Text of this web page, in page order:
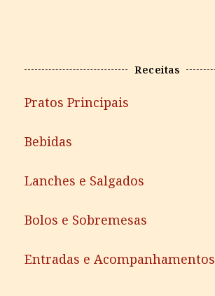
Receitas
Pratos Principais
Bebidas
Lanches e Salgados
Bolos e Sobremesas
Entradas e Acompanhamentos